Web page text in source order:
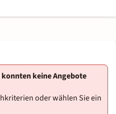
keine Angebote
oder wählen Sie ein